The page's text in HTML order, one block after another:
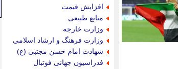
افزایش قیمت
منابع طبیعی
وزارت خارجه
وزارت فرهنگ و ارشاد اسلامی
شهادت امام حسن مجتبی (ع)
فدراسیون جهانی فوتبال